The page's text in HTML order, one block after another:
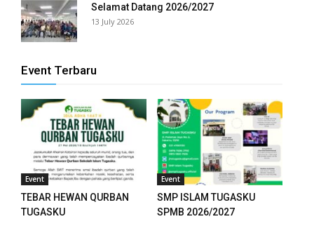
Selamat Datang 2026/2027
13 July 2026
Event Terbaru
Event
TEBAR HEWAN QURBAN
TUGASKU
Event
SMP ISLAM TUGASKU
SPMB 2026/2027